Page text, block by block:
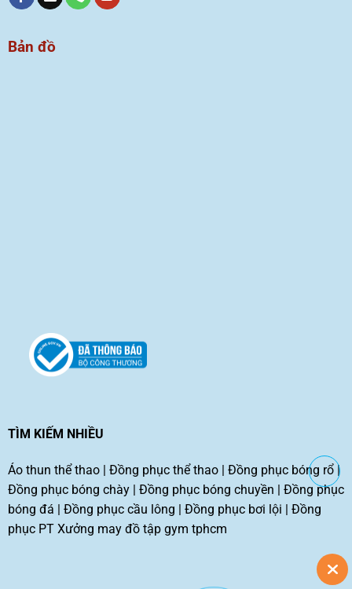
Bản đồ
TÌM KIẾM NHIỀU
Áo thun thể thao| Đồng phục thể thao| Đồng phục bóng rổ|
Đồng phục bóng chày| Đồng phục bóng chuyền | Đồng phục
bóng đá | Đồng phục cầu lông | Đồng phục bơi lội | Đồng
phục PT Xưởng may đồ tập gym tphcm